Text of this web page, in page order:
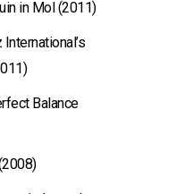
in Mol (2011)
Balance